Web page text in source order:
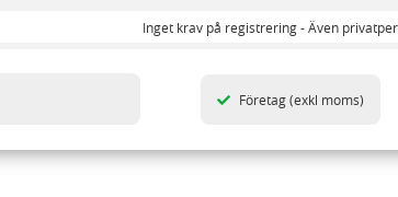
Inget krav på registrering - Även
Företag(exkl moms)